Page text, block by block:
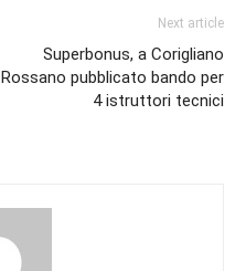
Next article
Superbonus, a Corigliano
Rossano pubblicato bando per
4 istruttori tecnici